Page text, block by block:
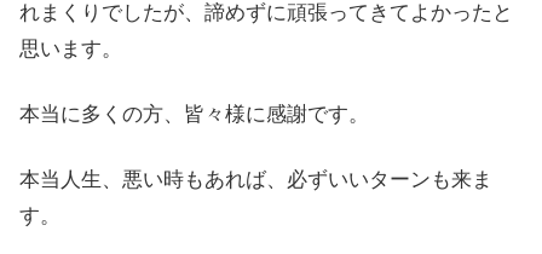
れまくりでしたが、諦めずに頑張ってきてよかったと
思います。
本当に多くの方、皆々様に感謝です。
本当人生、悪い時もあれば、必ずいいターンも来ま
す。